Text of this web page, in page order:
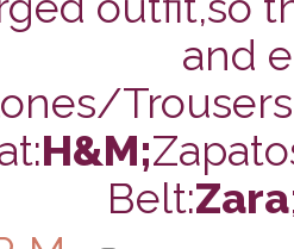
and
H&M;
Belt:Zara